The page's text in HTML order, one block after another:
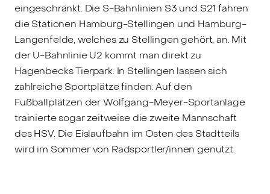
eingeschränkt. Die S-Bahnlinien S3 und S21 fahren
die Stationen Hamburg-Stellingen und Hamburg-
Langenfelde, welches zu Stellingen gehört, an. Mit
der U-Bahnlinie U2 kommt man direkt zu
Hagenbecks Tierpark. In Stellingen lassen sich
zahlreiche Sportplätze finden: Auf den
Fußballplätzen der Wolfgang-Meyer-Sportanlage
trainierte sogar zeitweise die zweite Mannschaft
des HSV. Die Eislaufbahn im Osten des Stadtteils
wird im Sommer von Radsportler/innen genutzt.